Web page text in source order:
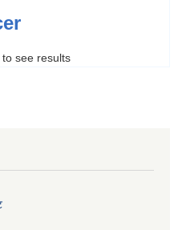
see results